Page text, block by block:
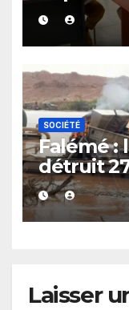
le rappel
SOCIÉTÉ
Falémé :
détruit
cadre de
Laisser